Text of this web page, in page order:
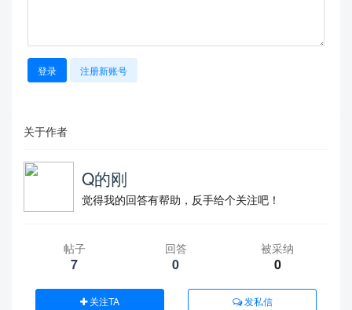
登录 注册新账号
关于作者
Q的刚
觉得我的回答有帮助，反手给个关注吧！
帖子
7
回答
0
被采纳
0
关注TA 发私信